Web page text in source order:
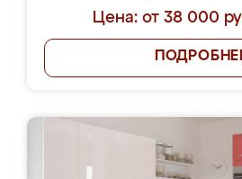
Цена: от 38 000